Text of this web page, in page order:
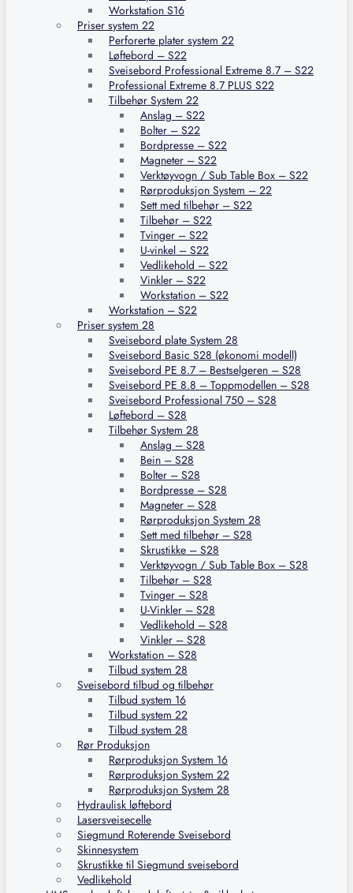
Workstation S16
Priser system 22
Perforerte plater system 22
Løftebord – S22
Sveisebord Professional Extreme 8.7 – S22
Professional Extreme 8.7 PLUS S22
Tilbehør System 22
Anslag – S22
Bolter – S22
Bordpresse – S22
Magneter – S22
Verktøyvogn / Sub Table Box – S22
Rørproduksjon System – 22
Sett med tilbehør – S22
Tilbehør – S22
Tvinger – S22
U-vinkel – S22
Vedlikehold – S22
Vinkler – S22
Workstation – S22
Workstation – S22
Priser system 28
Sveisebord plate System 28
Sveisebord Basic S28 (økonomi modell)
Sveisebord PE 8.7 – Bestselgeren – S28
Sveisebord PE 8.8 – Toppmodellen – S28
Sveisebord Professional 750 – S28
Løftebord – S28
Tilbehør System 28
Anslag – S28
Bein – S28
Bolter – S28
Bordpresse – S28
Magneter – S28
Rørproduksjon System 28
Sett med tilbehør – S28
Skrustikke – S28
Verktøyvogn / Sub Table Box – S28
Tilbehør – S28
Tvinger – S28
U-Vinkler – S28
Vedlikehold – S28
Vinkler – S28
Workstation – S28
Tilbud system 28
Sveisebord tilbud og tilbehør
Tilbud system 16
Tilbud system 22
Tilbud system 28
Rør Produksjon
Rørproduksjon System 16
Rørproduksjon System 22
Rørproduksjon System 28
Hydraulisk løftebord
Lasersveisecelle
Siegmund Roterende Sveisebord
Skinnesystem
Skrustikke til Siegmund sveisebord
Vedlikehold